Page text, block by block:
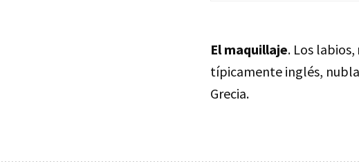
El maquillaje. Los labios,
típicamente inglés,
Grecia.